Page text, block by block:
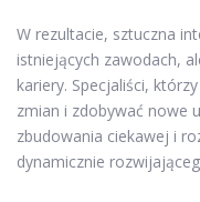
W rezultacie, sztuczna
istniejących zawodach,
kariery. Specjaliści,
zmian i zdobywać nowe
zbudowania ciekawej i
dynamicznie